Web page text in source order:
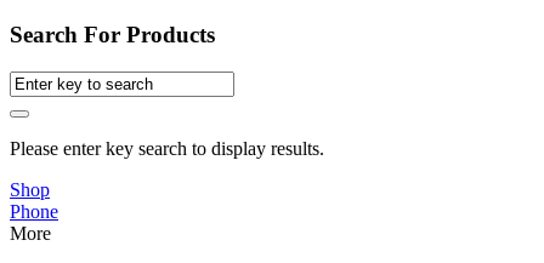
Search For Products
Please enter key search to display results.
Shop
Phone
More